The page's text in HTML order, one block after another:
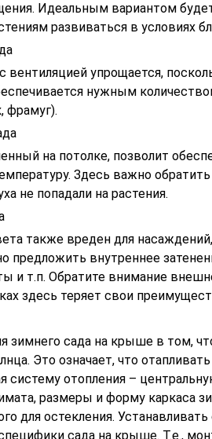
Идеальным вариантом
развиваться в условиях
вентиляцией упрощается,
нужным
фрамуг).
на потолке, позволит
Здесь важно
не попадали на растения.
также вреден для
предложить внутреннее
и т.п. Обратите внимание
здесь теряет свои
зимнего сада на крыше в том,
Это означает, что
систему отопления –
размеры и форму каркаса
для остекления.
сада на крыше. Т.е.,